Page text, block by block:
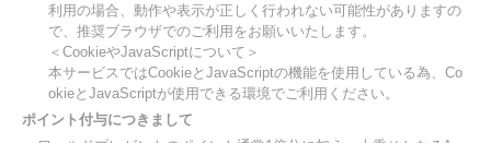
利用の場合、動作や表示が正しく行われない可能性がありますの
で、推奨ブラウザでのご利用をお願いいたします。
＜CookieやJavaScriptについて＞
本サービスではCookieとJavaScriptの機能を使用している為、Co
okieとJavaScriptが使用できる環境でご利用ください。
ポイント付与につきまして